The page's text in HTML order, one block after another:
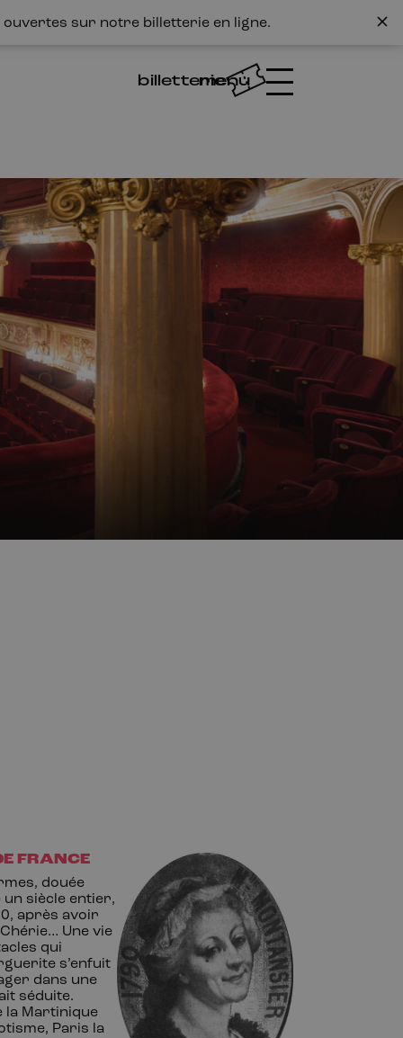
billetterie
FRANCE
douée
siècle entier,
après avoir
Chérie… Une vie
qui
s’enfuit
dans une
séduite.
la Martinique
Paris la
sur notre billetterie en ligne.